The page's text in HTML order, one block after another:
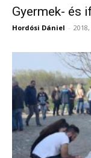
Gyermek- és
Hordósi Dániel -